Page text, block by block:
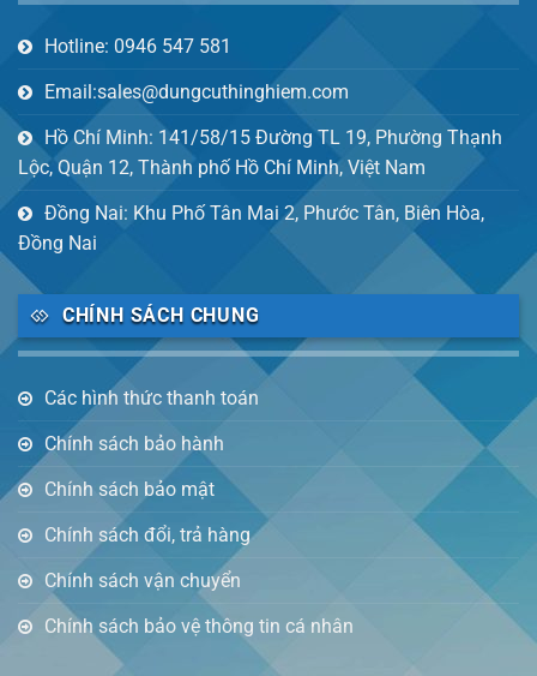
Hotline: 0946 547 581
Email:sales@dungcuthinghiem.com
Hồ Chí Minh: 141/58/15 Đường TL 19, Phường Thạnh
Lộc, Quận 12, Thành phố Hồ Chí Minh, Việt Nam
Đồng Nai: Khu Phố Tân Mai 2, Phước Tân, Biên Hòa,
Đồng Nai
CHÍNH SÁCH CHUNG
Các hình thức thanh toán
Chính sách bảo hành
Chính sách bảo mật
Chính sách đổi, trả hàng
Chính sách vận chuyển
Chính sách bảo vệ thông tin cá nhân